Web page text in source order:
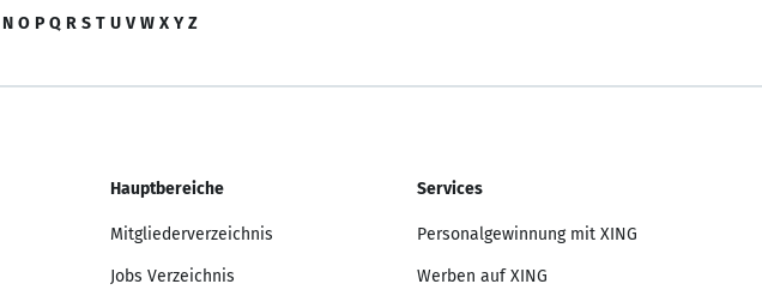
N O P Q R S T U V W X Y Z
Hauptbereiche
Mitgliederverzeichnis
Jobs Verzeichnis
Services
Personalgewinnung mit XING
Werben auf XING